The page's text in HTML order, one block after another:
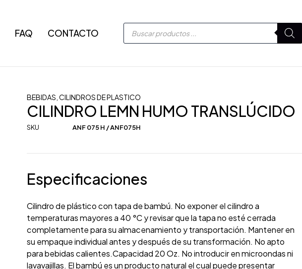
FAQ CONTACTO
BEBIDAS ,CILINDROS DE PLASTICO
CILINDRO LEMN HUMO TRANSLÚCIDO
SKU ANF 075 H / ANF075H
Especificaciones
Cilindro de plástico con tapa de bambú. No exponer el cilindro a
temperaturas mayores a 40 °C y revisar que la tapa no esté cerrada
completamente para su almacenamiento y transportación. Mantener en
su empaque individual antes y después de su transformación. No apto
para bebidas calientes.Capacidad 20 Oz. No introducir en microondas ni
lavavajillas. El bambú es un producto natural el cual puede presentar